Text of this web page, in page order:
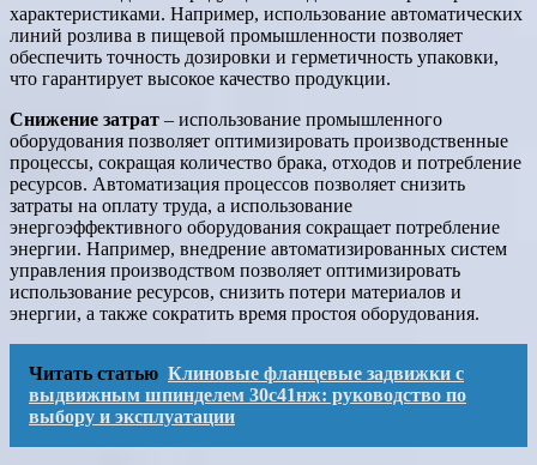
характеристиками. Например, использование автоматических
линий розлива в пищевой промышленности позволяет
обеспечить точность дозировки и герметичность упаковки,
что гарантирует высокое качество продукции.
Снижение затрат – использование промышленного
оборудования позволяет оптимизировать производственные
процессы, сокращая количество брака, отходов и потребление
ресурсов. Автоматизация процессов позволяет снизить
затраты на оплату труда, а использование
энергоэффективного оборудования сокращает потребление
энергии. Например, внедрение автоматизированных систем
управления производством позволяет оптимизировать
использование ресурсов, снизить потери материалов и
энергии, а также сократить время простоя оборудования.
Читать статью Клиновые фланцевые задвижки с
выдвижным шпинделем 30с41нж: руководство по
выбору и эксплуатации